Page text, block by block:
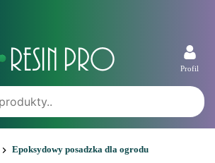
Profil
Epoksydowy posadzka dla ogrodu